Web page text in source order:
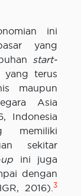
ini
yang
start-
yang terus
maupun
Asia
Indonesia
memiliki
sekitar
ini juga
dengan
2016). 3